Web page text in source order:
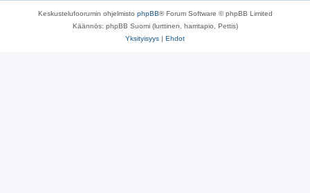
Keskustelufoorumin ohjelmisto phpBB® Forum Software © phpBB Limited
Käännös: phpBB Suomi (lurttinen, harritapio, Pettis)
Yksityisyys | Ehdot